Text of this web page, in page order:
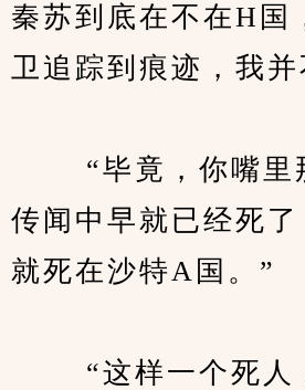
秦苏到底在不在H国
卫追踪到痕迹，我
“毕竟，你嘴里
传闻中早就已经死
就死在沙特A国。”
“这样一个死人